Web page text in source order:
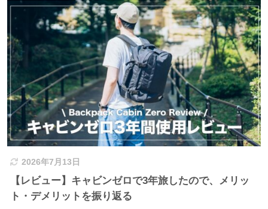
2026年7月13日
【レビュー】キャビンゼロで3年旅したので、メリッ
ト・デメリットを振り返る